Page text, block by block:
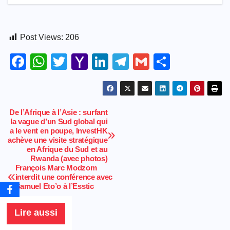
Post Views: 206
F
e
b
o
o
k
W
s
A
p
p
T
er
Y
o
o
M
ail
Li
n
k
dI
n
T
el
e
G
m
ail
h
ar
Navigation
de
l’article
De l’Afrique à l’Asie : surfant
la vague d’un Sud global qui
a le vent en poupe, InvestHK
achève une visite stratégique
en Afrique du Sud et au
Rwanda (avec photos)
François Marc Modzom
interdit une conférence avec
Samuel Eto’o à l’Esstic
Lire aussi